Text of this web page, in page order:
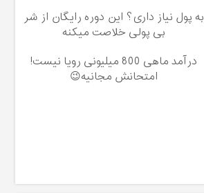
به پول نیاز داری؟ این دوره رایگان از شر
بی پولی خلاصت میکنه
درآمد ماهی 800 میلیونی رویا نیست!
امتحانش مجانیه😉